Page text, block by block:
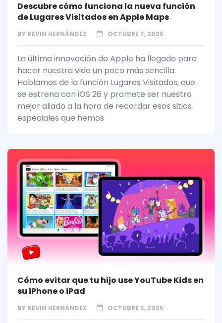
Descubre cómo funciona la nueva función
de Lugares Visitados en Apple Maps
BY KEVIN HERNÁNDEZ OCTUBRE 7, 2025
La última innovación de Apple ha llegado para
hacer nuestra vida un poco más sencilla.
Hablamos de la función Lugares Visitados, que
se estrena con iOS 26 y promete ser nuestro
mejor aliado a la hora de recordar esos sitios
especiales que hemos
Cómo evitar que tu hijo use YouTube Kids en
su iPhone o iPad
BY KEVIN HERNÁNDEZ OCTUBRE 5, 2025